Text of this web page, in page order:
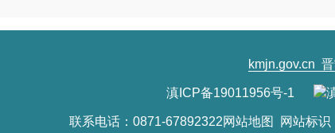
kmjn.gov.cn
滇ICP备19011956号-1
联系电话：0871-67892322网站地图 网站标识